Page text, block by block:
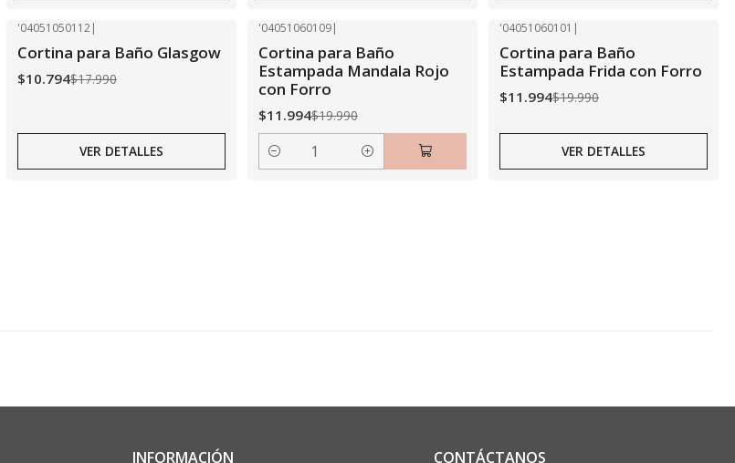
Agotado
'04051050112|
Cortina para Baño Glasgow
$10.794$17.990
VER DETALLES
'04051060109|
Cortina para Baño
Estampada Mandala Rojo
con Forro
$11.994$19.990
Cantidad
Agotado
'04051060101 |
Cortina para Baño
Estampada Frida con Forro
$11.994$19.990
VER DETALLES
INFORMACIÓN CONTÁCTANOS